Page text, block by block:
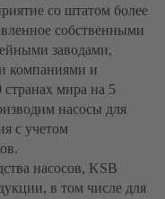
со штатом более
собственными
заводами,
компаниями и
мира на 5
насосы для
с учетом
насосов, KSB
в том числе для